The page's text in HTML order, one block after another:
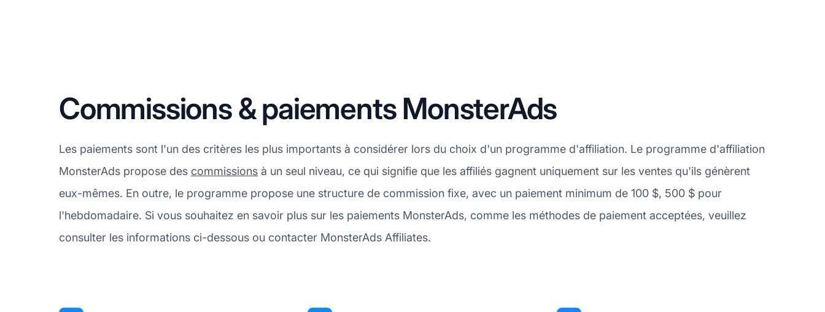
Commissions & paiements MonsterAds
Les paiements sont l'un des critères les plus importants à considérer lors du choix d'un programme d'affiliation. Le programme d'affiliation
MonsterAds propose des commissions à un seul niveau, ce qui signifie que les affiliés gagnent uniquement sur les ventes qu'ils génèrent
eux-mêmes. En outre, le programme propose une structure de commission fixe, avec un paiement minimum de 100 $, 500 $ pour
l'hebdomadaire. Si vous souhaitez en savoir plus sur les paiements MonsterAds, comme les méthodes de paiement acceptées, veuillez
consulter les informations ci-dessous ou contacter MonsterAds Affiliates.